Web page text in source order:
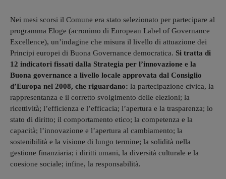
Nei mesi scorsi il Comune era stato selezionato per partecipare al
programma Eloge (acronimo di European Label of Governance
Excellence), un’indagine che misura il livello di attuazione dei
Principi europei di Buona Governance democratica. Si tratta di
12 indicatori fissati dalla Strategia per l’innovazione e la
Buona governance a livello locale approvata dal Consiglio
d’Europa nel 2008, che riguardano: la partecipazione civica, la
rappresentanza e il corretto svolgimento delle elezioni; la
ricettività; l’efficienza e l’efficacia; l’apertura e la trasparenza; lo
stato di diritto; il comportamento etico; la competenza e la
capacità; l’innovazione e l’apertura al cambiamento; la
sostenibilità e la visione di lungo termine; la solidità nella
gestione finanziaria; i diritti umani, la diversità culturale e la
coesione sociale; infine, la responsabilità.